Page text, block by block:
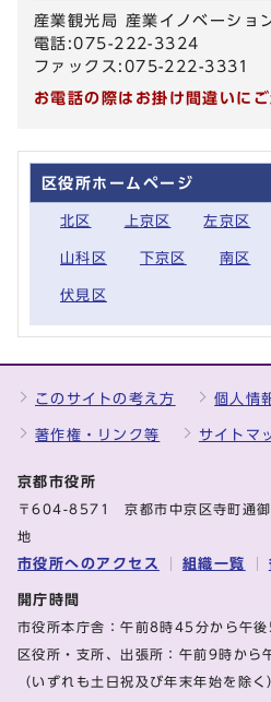
産業観光局 産業イノベーショ
電話:075-222-3324
ファックス:075-222-3331
お電話の際はお掛け間違いに
区役所ホームページ
北区 上京区 左京区
山科区 下京区 南区
伏見区
このサイトの考え方 個人情
著作権・リンク等 サイトマ
京都市役所
〒604-8571 京都市中京区寺町通御
地
市役所へのアクセス 組織一覧
開庁時間
市役所本庁舎：午前8時45分から午
区役所・支所、出張所：午前9時か
（いずれも土日祝及び年末年始を除